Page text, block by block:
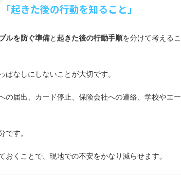
起きた後の行動を知ること」
ルを防ぐ準備と 起きた後の行動手順を分けて考えるこ
なしにしないことが大切です。
の届出、カード停止、保険会社への連絡、学校やエー
す。
おくことで、現地での不安をかなり減らせます。